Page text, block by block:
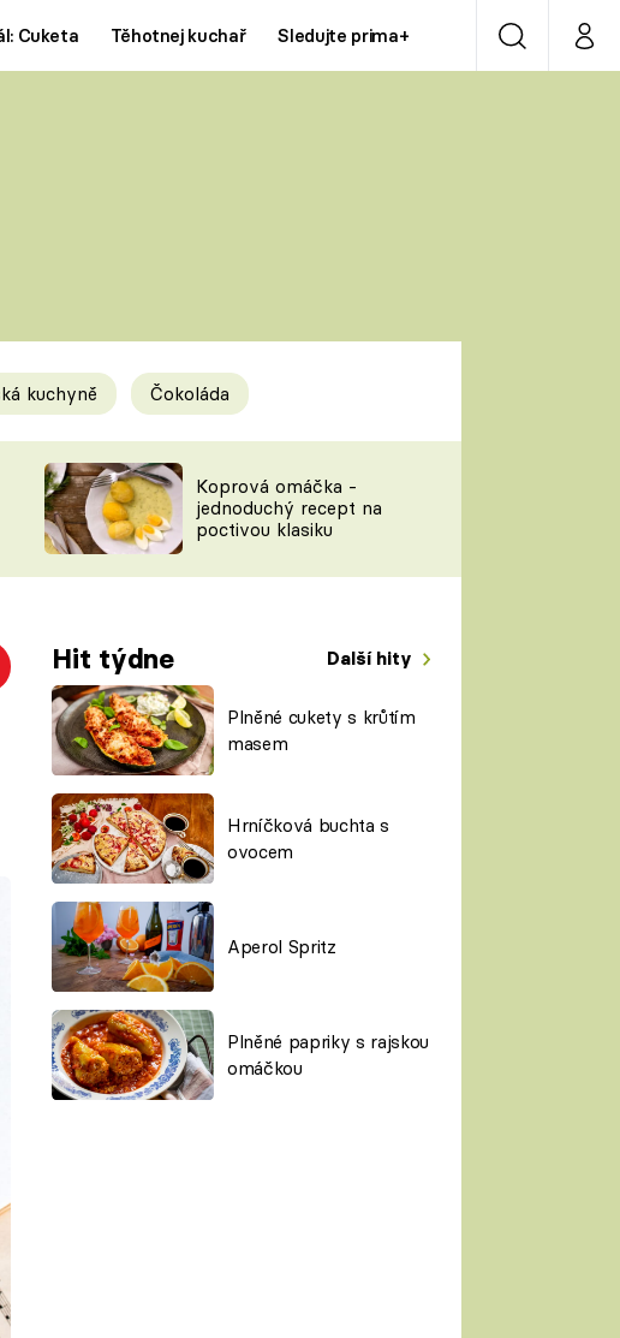
Cuketa Těhotnej kuchař Sledujte prima+ VyhledáváníMůj
Prima LAJK
Sledujte nás
kuchyně Čokoláda
Koprová omáčka -
jednoduchý recept na
poctivou klasiku
Hit týdne Další hity
Plněné cukety s krůtím
masem
Hrníčková buchta s
ovocem
Aperol Spritz
Plněné papriky s rajskou
omáčkou